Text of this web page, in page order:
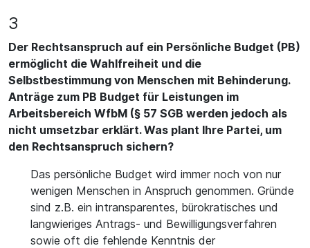
3
Der Rechtsanspruch auf ein Persönliche Budget (PB)
ermöglicht die Wahlfreiheit und die
Selbstbestimmung von Menschen mit Behinderung.
Anträge zum PB Budget für Leistungen im
Arbeitsbereich WfbM (§ 57 SGB werden jedoch als
nicht umsetzbar erklärt. Was plant Ihre Partei, um
den Rechtsanspruch sichern?
Das persönliche Budget wird immer noch von nur
wenigen Menschen in Anspruch genommen. Gründe
sind z.B. ein intransparentes, bürokratisches und
langwieriges Antrags- und Bewilligungsverfahren
sowie oft die fehlende Kenntnis der